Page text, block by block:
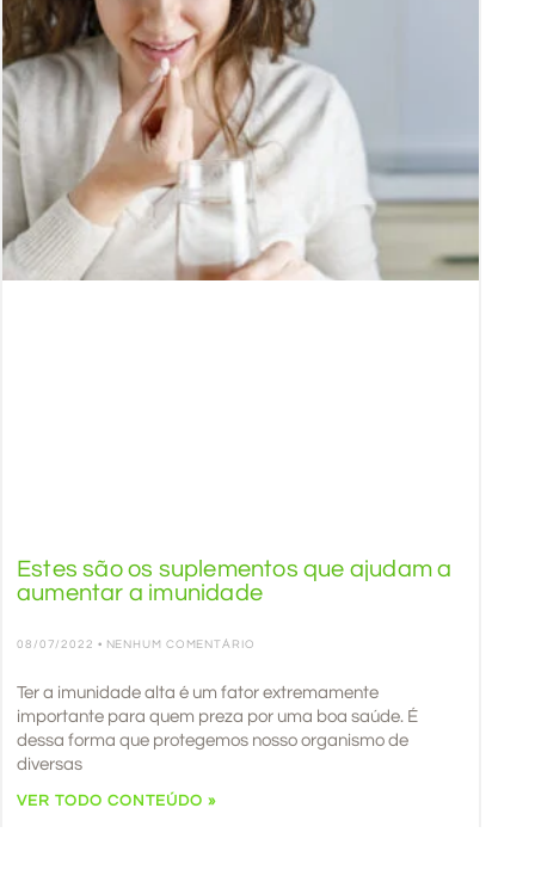
Estes são os suplementos que ajudam a
aumentar a imunidade
08/07/2022 NENHUM COMENTÁRIO
Ter a imunidade alta é um fator extremamente
importante para quem preza por uma boa saúde. É
dessa forma que protegemos nosso organismo de
diversas
VER TODO CONTEÚDO »